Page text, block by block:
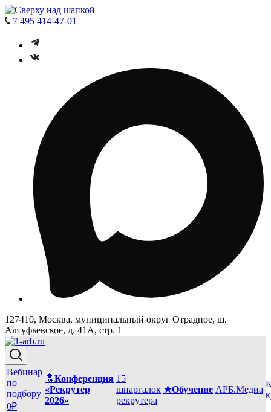
7 495 414-47-01
127410, Москва, муниципальный округ Отрадное, ш.
Алтуфьевское, д. 41А, стр. 1
Вебинар
по
подбору
0₽
🔝Конференция
«Рекрутер
2026»
15
шпаргалок
рекрутера
★Обучение АРБ.Медиа